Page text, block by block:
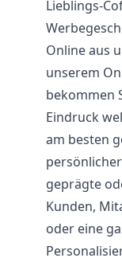
Lieblings-
Online aus
unserem
bekommen
Eindruck
am besten
geprägte
Kunden,
oder eine